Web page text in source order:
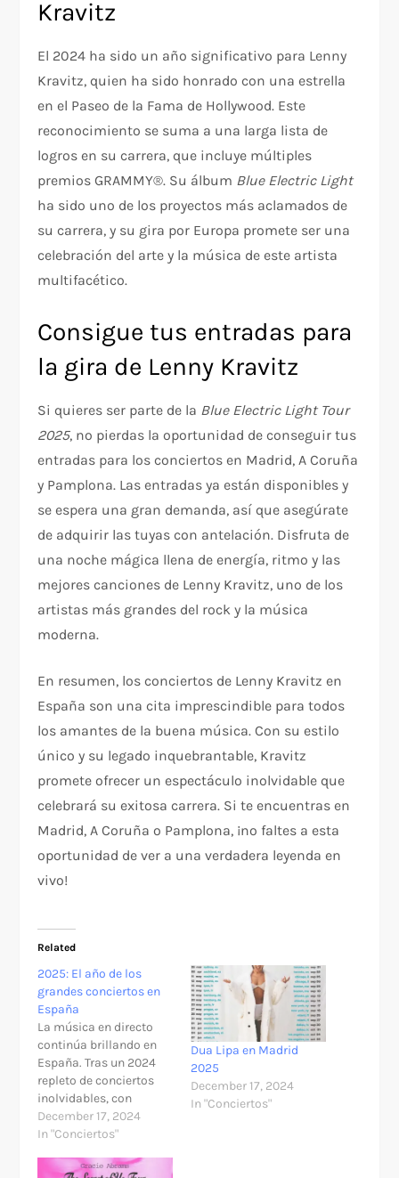
Kravitz
El 2024 ha sido un año significativo para Lenny
Kravitz, quien ha sido honrado con una estrella
en el Paseo de la Fama de Hollywood. Este
reconocimiento se suma a una larga lista de
logros en su carrera, que incluye múltiples
premios GRAMMY®. Su álbum Blue Electric Light
ha sido uno de los proyectos más aclamados de
su carrera, y su gira por Europa promete ser una
celebración del arte y la música de este artista
multifacético.
Consigue tus entradas para
la gira de Lenny Kravitz
Si quieres ser parte de la Blue Electric Light Tour
2025, no pierdas la oportunidad de conseguir tus
entradas para los conciertos en Madrid, A Coruña
y Pamplona. Las entradas ya están disponibles y
se espera una gran demanda, así que asegúrate
de adquirir las tuyas con antelación. Disfruta de
una noche mágica llena de energía, ritmo y las
mejores canciones de Lenny Kravitz, uno de los
artistas más grandes del rock y la música
moderna.
En resumen, los conciertos de Lenny Kravitz en
España son una cita imprescindible para todos
los amantes de la buena música. Con su estilo
único y su legado inquebrantable, Kravitz
promete ofrecer un espectáculo inolvidable que
celebrará su exitosa carrera. Si te encuentras en
Madrid, A Coruña o Pamplona, ¡no faltes a esta
oportunidad de ver a una verdadera leyenda en
vivo!
Related
2025: El año de los
grandes conciertos en
España
La música en directo
continúa brillando en
España. Tras un 2024
repleto de conciertos
inolvidables, con
artistas de la talla de
Taylor Swift, Karol G,
Coldplay, el próximo
December 17, 2024
In "Conciertos"
Dua Lipa en Madrid
2025
December 17, 2024
In "Conciertos"